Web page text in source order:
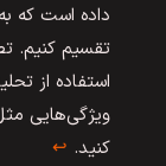
داده است که
تقسیم کنیم.
استفاده از
ویژگی‌هایی
کنید. ↩︎